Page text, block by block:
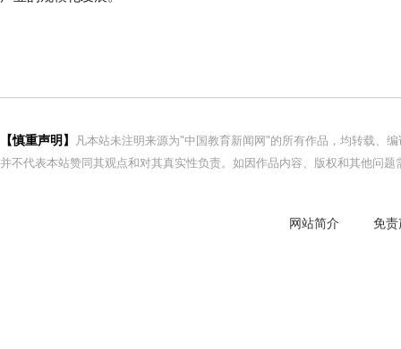
【慎重声明】
凡本站未注明来源为"中国教育新闻网"的所有作品，均转载、
并不代表本站赞同其观点和对其真实性负责。如因作品内容、版权和其他问
网站简介 免责